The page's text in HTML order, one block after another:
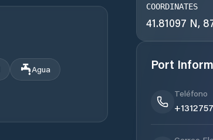
Agua
COORDINATES
41.81097 N,
Port
Teléfono